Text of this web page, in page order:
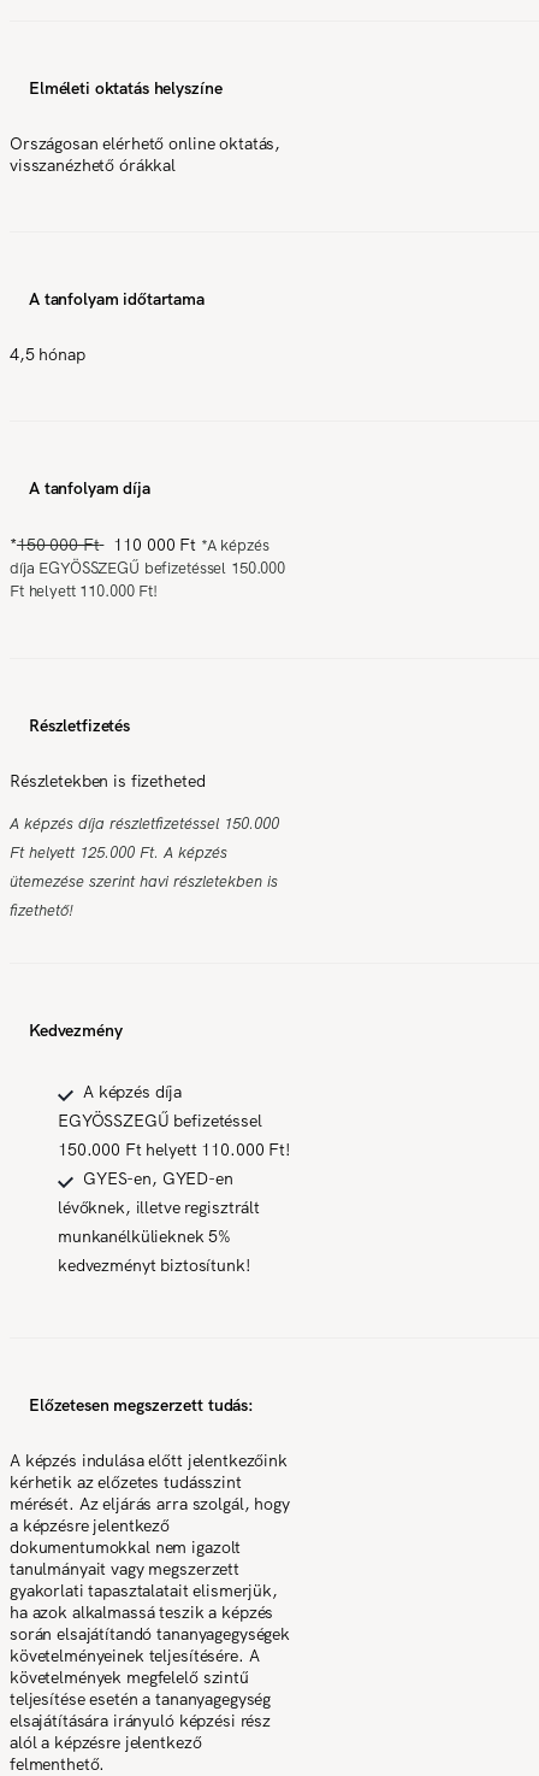
Elméleti oktatás helyszíne
Országosan elérhető online oktatás,
visszanézhető órákkal
A tanfolyam időtartama
4,5 hónap
A tanfolyam díja
*150 000 Ft 110 000 Ft *A képzés
díja EGYÖSSZEGŰ befizetéssel 150.000
Ft helyett 110.000 Ft!
Részletfizetés
Részletekben is fizetheted
A képzés díja részletfizetéssel 150.000
Ft helyett 125.000 Ft. A képzés
ütemezése szerint havi részletekben is
fizethető!
Kedvezmény
A képzés díja
EGYÖSSZEGŰ befizetéssel
150.000 Ft helyett 110.000 Ft!
GYES-en, GYED-en
lévőknek, illetve regisztrált
munkanélkülieknek 5%
kedvezményt biztosítunk!
Előzetesen megszerzett tudás:
A képzés indulása előtt jelentkezőink
kérhetik az előzetes tudásszint
mérését. Az eljárás arra szolgál, hogy
a képzésre jelentkező
dokumentumokkal nem igazolt
tanulmányait vagy megszerzett
gyakorlati tapasztalatait elismerjük,
ha azok alkalmassá teszik a képzés
során elsajátítandó tananyagegységek
követelményeinek teljesítésére. A
követelmények megfelelő szintű
teljesítése esetén a tananyagegység
elsajátítására irányuló képzési rész
alól a képzésre jelentkező
felmenthető.